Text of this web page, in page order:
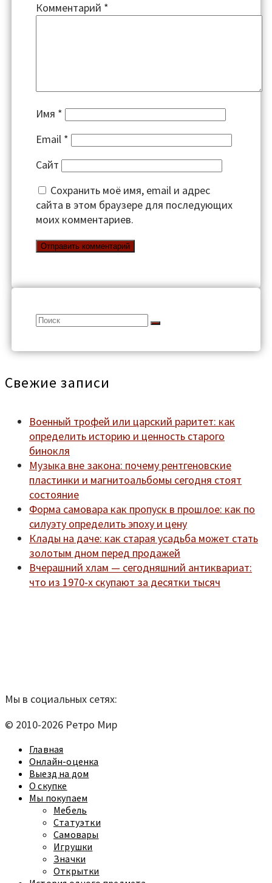
Комментарий *
Имя *
Email *
Сайт
Сохранить моё имя, email и адрес
сайта в этом браузере для последующих
моих комментариев.
Search
Свежие записи
Военный трофей или царский раритет: как
определить историю и ценность старого
бинокля
Музыка вне закона: почему рентгеновские
пластинки и магнитоальбомы сегодня стоят
состояние
Форма самовара как пропуск в прошлое: как по
силуэту определить эпоху и цену
Клады на даче: как старая усадьба может стать
золотым дном перед продажей
Вчерашний хлам — сегодняшний антиквариат:
что из 1970-х скупают за десятки тысяч
Мы в социальных сетях:
© 2010-2026 Ретро Мир
Главная
Онлайн-оценка
Выезд на дом
О скупке
Мы покупаем
Мебель
Статуэтки
Самовары
Игрушки
Значки
Открытки